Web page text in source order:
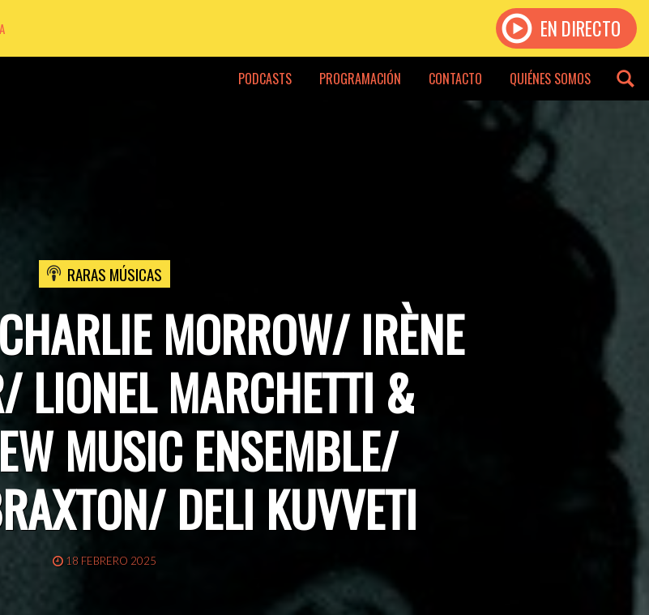
EN DIRECTO
PODCASTS PROGRAMACIÓN CONTACTO QUIÉNES SOMOS
RARAS MÚSICAS
MORROW/ IRÈNE
LIONEL MARCHETTI &
MUSIC ENSEMBLE/
DELI KUVVETI
18 FEBRERO 2025